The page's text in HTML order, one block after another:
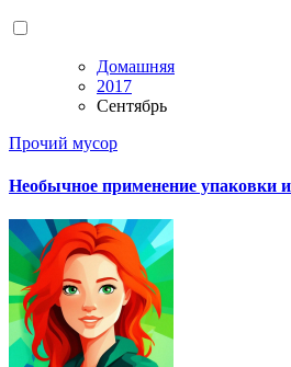
Домашняя
2017
Сентябрь
Прочий мусор
Необычное применение упаковки